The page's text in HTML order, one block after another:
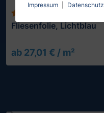
Fliesenfolie, Lichtblau
ab 27,01 € / m²Muster testen
Impressum Datenschutz